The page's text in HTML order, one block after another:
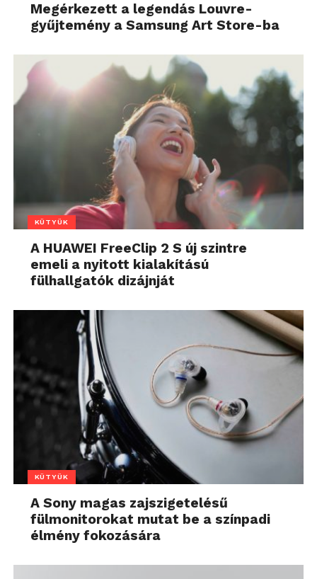
Megérkezett a legendás Louvre-
gyűjtemény a Samsung Art Store-ba
KÜTYÜK
A HUAWEI FreeClip 2 S új szintre
emeli a nyitott kialakítású
fülhallgatók dizájnját
KÜTYÜK
A Sony magas zajszigetelésű
fülmonitorokat mutat be a színpadi
élmény fokozására